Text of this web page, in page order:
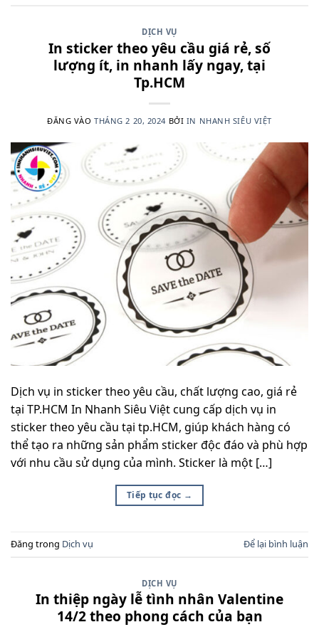
DỊCH VỤ
In sticker theo yêu cầu giá rẻ, số
lượng ít, in nhanh lấy ngay, tại
Tp.HCM
ĐĂNG VÀOTHÁNG 2 20, 2024 BỞI IN NHANH SIÊU VIỆT
Dịch vụ in sticker theo yêu cầu, chất lượng cao, giá rẻ
tại TP.HCM In Nhanh Siêu Việt cung cấp dịch vụ in
sticker theo yêu cầu tại tp.HCM, giúp khách hàng có
thể tạo ra những sản phẩm sticker độc đáo và phù hợp
với nhu cầu sử dụng của mình. Sticker là một […]
Tiếp tục đọc →
Đăng trong Dịch vụ Để lại bình luận
DỊCH VỤ
In thiệp ngày lễ tình nhân Valentine
14/2 theo phong cách của bạn